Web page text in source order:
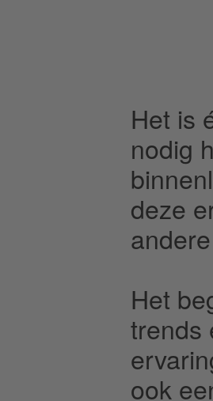
Het is
nodig
deze
Het
trends
ook